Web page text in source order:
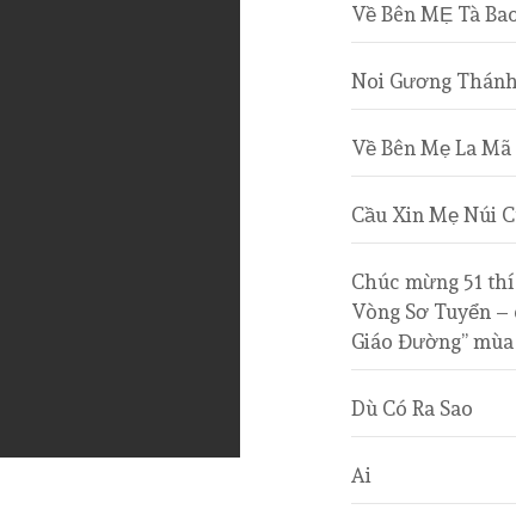
Về Bên MẸ Tà
Noi Gương
Về Bên Mẹ La Mã
Cầu Xin Mẹ Núi
Chúc mừng 51
Vòng Sơ Tuyển
Giáo Đường”
Dù Có Ra Sao
Ai